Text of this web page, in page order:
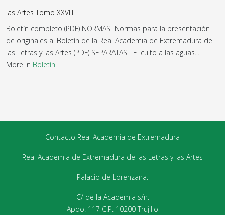
las Artes Tomo XXVIII
Boletín completo (PDF) NORMAS Normas para la presentación
de originales al Boletín de la Real Academia de Extremadura de
las Letras y las Artes (PDF) SEPARATAS El culto a las aguas...
More in Boletín
Contacto Real Academia de Extremadura
Real Academia de Extremadura de las Letras y las Artes
Palacio de Lorenzana.
C/ de la Academia s/n.
Apdo. 117 C.P. 10200 Trujillo